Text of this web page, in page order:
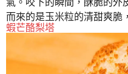
而來的是玉米粒的清甜爽脆
蝦芒酪梨塔